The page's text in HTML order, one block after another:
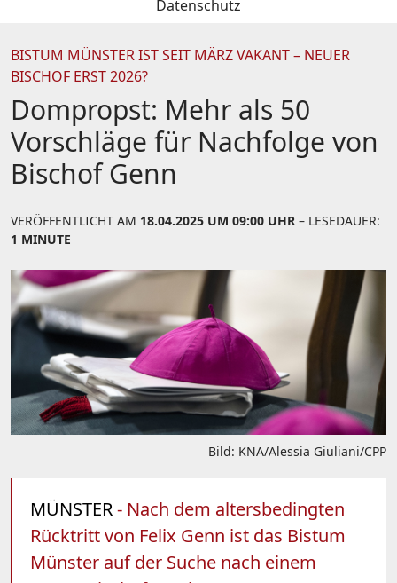
Datenschutz
BISTUM MÜNSTER IST SEIT MÄRZ VAKANT – NEUER
BISCHOF ERST 2026?
Dompropst: Mehr als 50
Vorschläge für Nachfolge von
Bischof Genn
VERÖFFENTLICHT AM 18.04.2025 UM 09:00 UHR – LESEDAUER:
1 MINUTE
Bild: KNA/Alessia Giuliani/CPP
MÜNSTER- Nach dem altersbedingten
Rücktritt von Felix Genn ist das Bistum
Münster auf der Suche nach einem